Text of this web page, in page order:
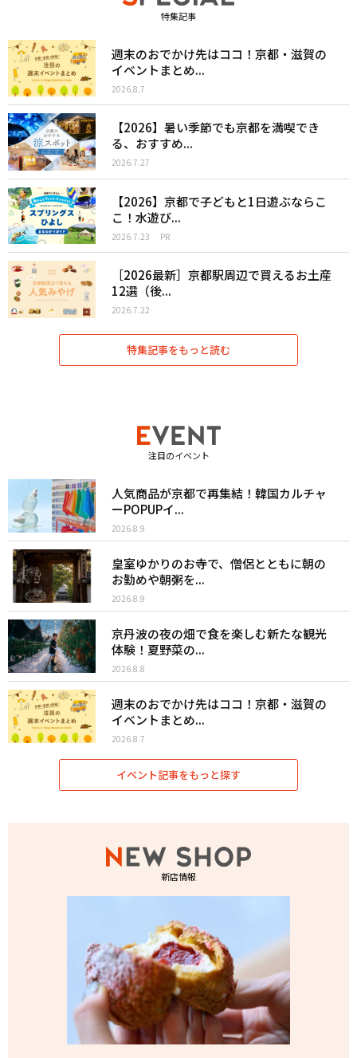
特集記事
週末のおでかけ先はココ！京都・滋賀の
イベントまとめ...
2026.8.7
【2026】暑い季節でも京都を満喫でき
る、おすすめ...
2026.7.27
【2026】京都で子どもと1日遊ぶならこ
こ！水遊び...
2026.7.23 PR
［2026最新］京都駅周辺で買えるお土産
12選（後...
2026.7.22
特集記事をもっと読む
注目のイベント
人気商品が京都で再集結！韓国カルチャ
ーPOPUPイ...
2026.8.9
皇室ゆかりのお寺で、僧侶とともに朝の
お勤めや朝粥を...
2026.8.9
京丹波の夜の畑で食を楽しむ新たな観光
体験！夏野菜の...
2026.8.8
週末のおでかけ先はココ！京都・滋賀の
イベントまとめ...
2026.8.7
イベント記事をもっと探す
新店情報